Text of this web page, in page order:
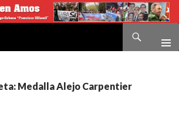
Medalla Alejo Carpentier